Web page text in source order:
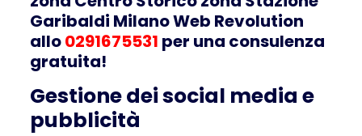
Garibaldi Milano Web Revolution
allo0291675531 per una consulenza
gratuita!
Gestione dei social media e
pubblicità